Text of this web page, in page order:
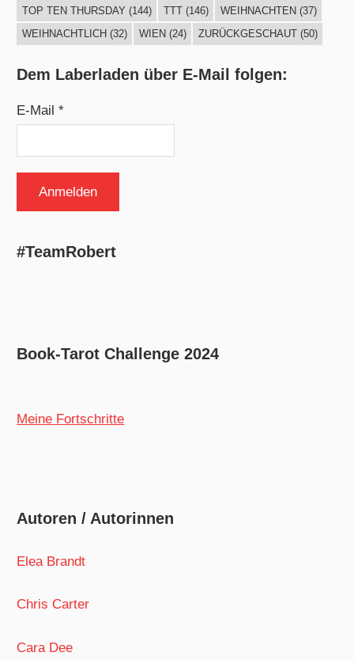
TOP TEN THURSDAY (144) TTT(146) WEIHNACHTEN (37)
WEIHNACHTLICH (32) WIEN (24) ZURÜCKGESCHAUT(50)
Dem Laberladen über E-Mail folgen:
E-Mail *
#TeamRobert
Book-Tarot Challenge 2024
Meine Fortschritte
Autoren / Autorinnen
Elea Brandt
Chris Carter
Cara Dee